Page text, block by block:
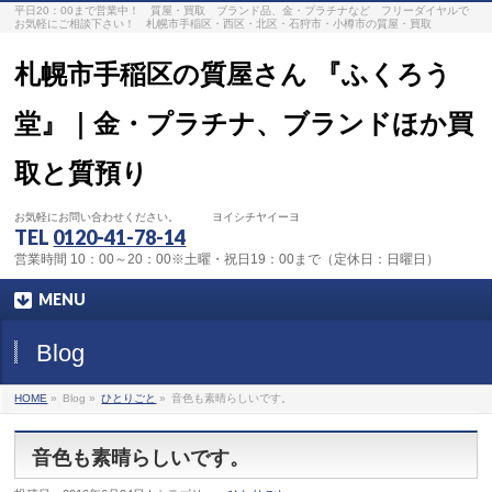
平日20：00まで営業中！ 質屋・買取 ブランド品、金・プラチナなど フリーダイヤルで
お気軽にご相談下さい！ 札幌市手稲区・西区・北区・石狩市・小樽市の質屋・買取
札幌市手稲区の質屋さん 『ふくろう
堂』｜金・プラチナ、ブランドほか買
取と質預り
お気軽にお問い合わせください。 ヨイシチヤイーヨ
TEL 0120-41-78-14
営業時間 10：00～20：00※土曜・祝日19：00まで（定休日：日曜日）
MENU
Blog
HOME » Blog » ひとりごと » 音色も素晴らしいです。
音色も素晴らしいです。